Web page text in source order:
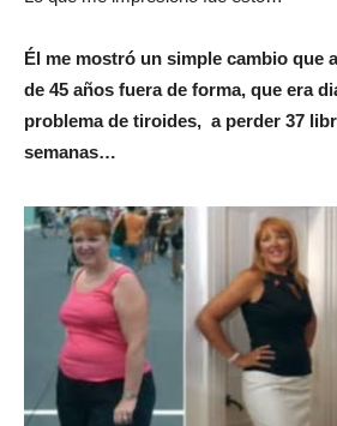
Él me mostró un simple cambio que
de 45 años fuera de forma, que era
problema de tiroides, a perder 37
semanas…